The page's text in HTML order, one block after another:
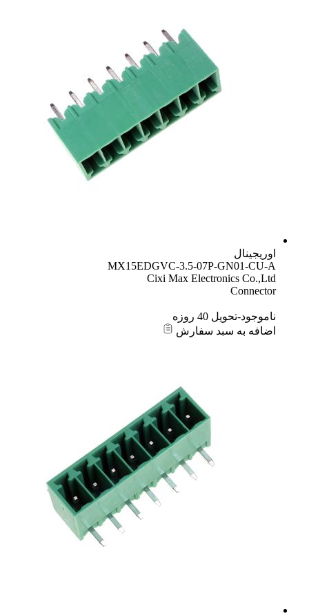
اوریجینال
MX15EDGVC-3.5-07P-GN01-CU-A
Cixi Max Electronics Co.,Ltd
Connector
ناموجود-تحویل 40 روزه
اضافه به سبد سفارش